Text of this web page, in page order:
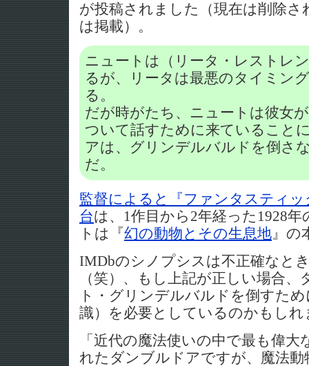
が投稿されました（現在は削除さ
は掲載）。
ニュートは（リータ・レストレ
るが、リータは最悪のタイミン
る。
だが時がたち、ニュートは彼女
ついて話すために来ていること
アは、グリンデルバルドを倒さ
だ。
監督によると『ファンタスティ
台は、1作目から2年経った1928
トは『幻の動物とその生息地 』の
IMDbのシノプシスは不正確なと
（笑）、もし上記が正しい場合
ト・グリンデルバルドを倒すた
識）を必要としているのかもしれ
「近代の魔法使いの中で最も偉
れたダンブルドアですが、魔法